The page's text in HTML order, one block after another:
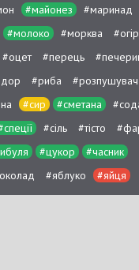
#майонез
#маринад
#молоко #морква
#оцет #перець
#риба
#розпушувач
#сир #сметана
#сіль #тісто
#цукор
#часник
#яблуко #яйця